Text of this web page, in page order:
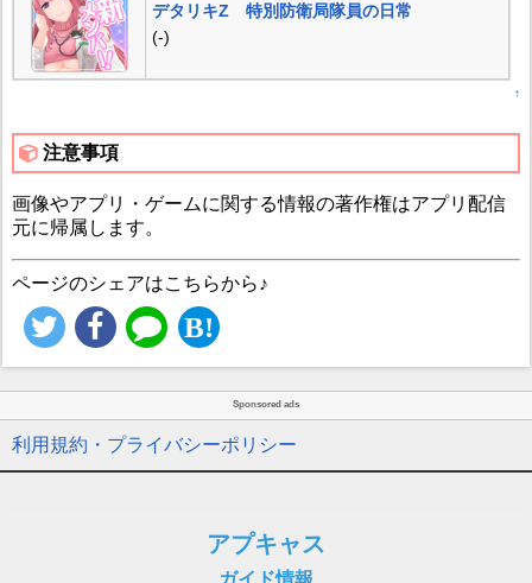
デタリキZ 特別防衛局隊員の日常
(-)
↑
注意事項
画像やアプリ・ゲームに関する情報の著作権はアプリ配信
元に帰属します。
ページのシェアはこちらから♪
Sponsored ads
利用規約・プライバシーポリシー
アプキャス